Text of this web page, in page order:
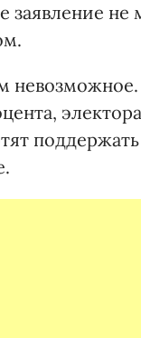
заявление